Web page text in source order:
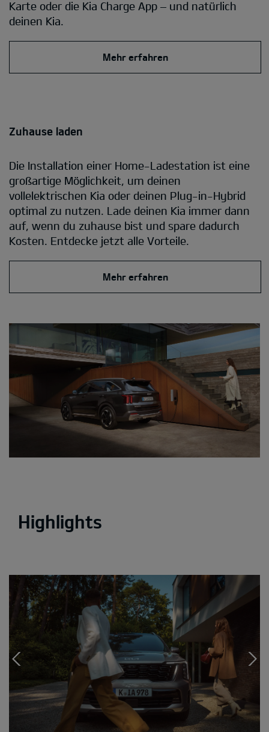
Karte oder die Kia Charge App – und natürlich
deinen Kia.
Mehr erfahren
Zuhause laden
Die Installation einer Home-Ladestation ist eine
großartige Möglichkeit, um deinen
vollelektrischen Kia oder deinen Plug-in-Hybrid
optimal zu nutzen. Lade deinen Kia immer dann
auf, wenn du zuhause bist und spare dadurch
Kosten. Entdecke jetzt alle Vorteile.
Mehr erfahren
Highlights